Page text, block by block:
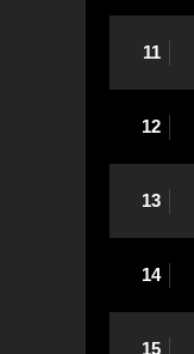
11
12
13
14
15